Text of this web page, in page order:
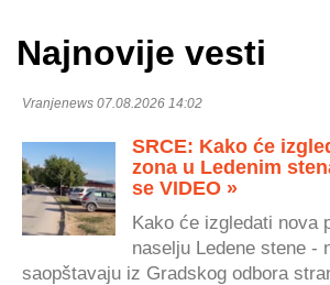
Najnovije vesti
Vranjenews 07.08.2026 14:02
SRCE: Kako će
zona u Ledenim
se VIDEO »
Kako će izgledati nova
naselju Ledene stene -
saopštavaju iz Gradskog odbora